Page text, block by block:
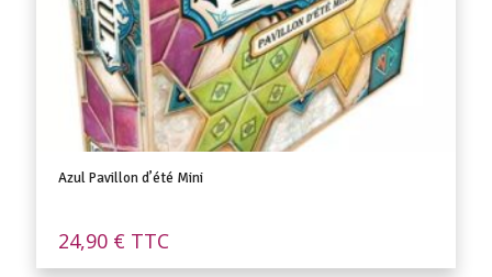
Azul Pavillon d’été Mini
24,90 € TTC